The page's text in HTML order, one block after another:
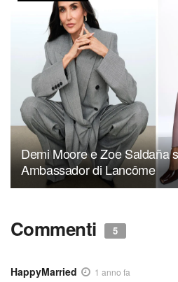
Demi Moore e Zoe Saldaña
Ambassador di Lancôme
Commenti 5
HappyMarried 1 anno fa